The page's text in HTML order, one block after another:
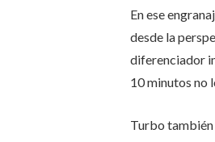
En ese
desde la
diferenciador
10 minutos no
Turbo también